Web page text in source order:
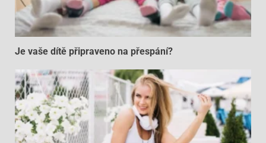
Je vaše dítě připraveno na přespání?